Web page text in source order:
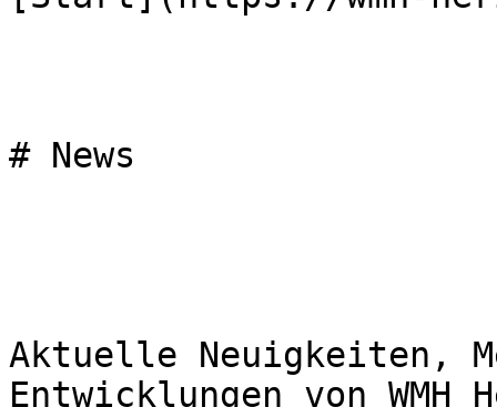
# News
Aktuelle Neuigkeiten,
Entwicklungen von WMH